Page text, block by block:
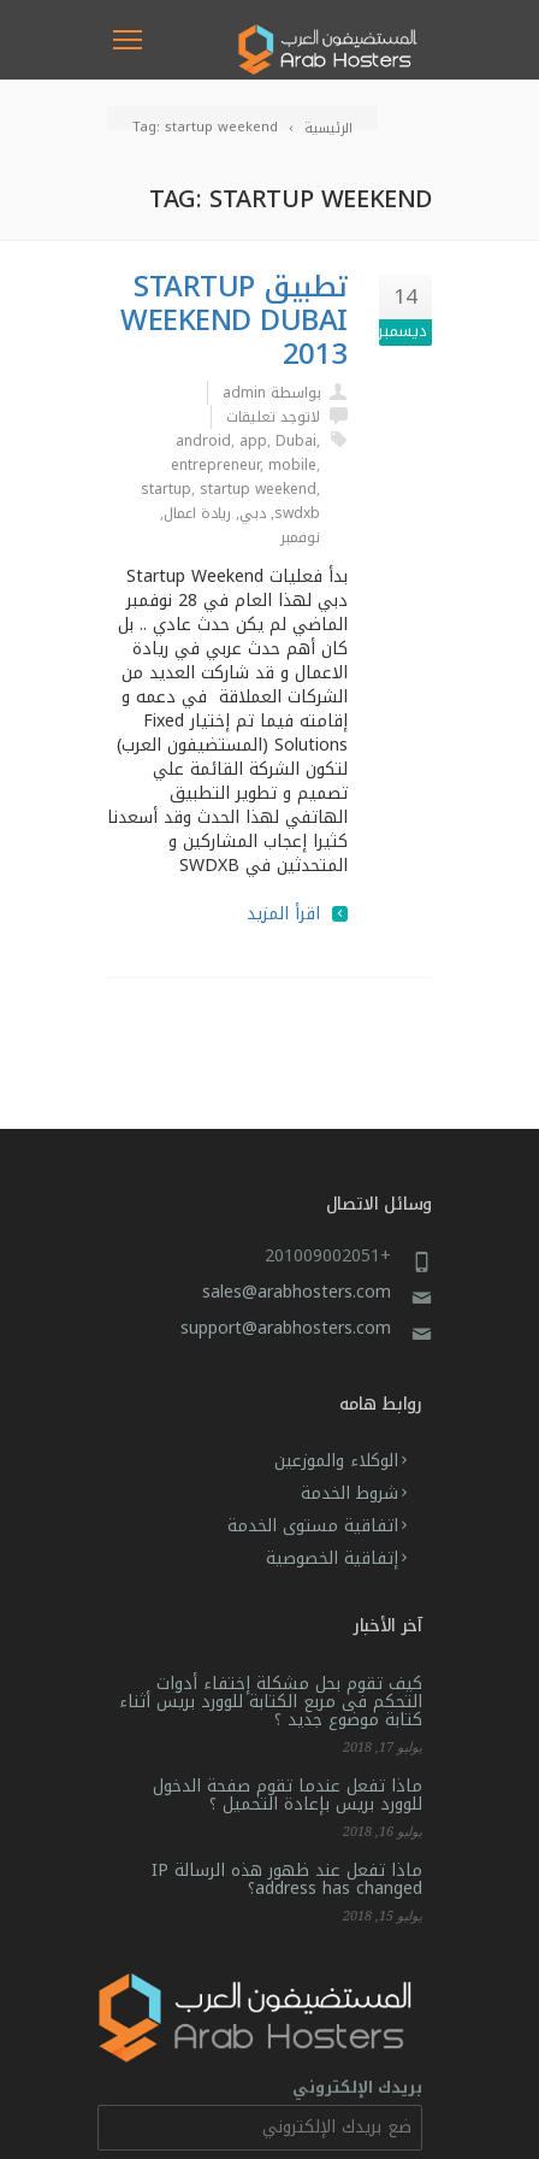
الرئيسية Tag: startup weekend
TAG: STARTUP WEEKEND
14
ديسمبر
تطبيق STARTUP
WEEKEND DUBAI
2013
بواسطة admin
لاتوجد تعليقات
android, app, Dubai,
entrepreneur, mobile,
startup, startup weekend,
swdxb
,دبي, ريادة اعمال,
نوفمبر
بدأ فعليات Startup Weekend
دبي لهذا العام في 28 نوفمبر
الماضي لم يكن حدث عادي .. بل
كان أهم حدث عربي في ريادة
اﻻعمال و قد شاركت العديد من
الشركات العملاقة في دعمه و
إقامته فيما تم إختيار Fixed
Solutions (المستضيفون العرب)
لتكون الشركة القائمة علي
تصميم و تطوير التطبيق
الهاتفي لهذا الحدث وقد أسعدنا
كثيرا إعجاب المشاركين و
المتحدثين في SWDXB
اقرأ المزيد
وسائل الاتصال
+201009002051
sales@arabhosters.com
support@arabhosters.com
روابط هامه
الوكلاء والموزعين
شروط الخدمة
اتفاقية مستوى الخدمة
إتفاقية الخصوصية
آخر الأخبار
كيف تقوم بحل مشكلة إختفاء أدوات
التحكم فى مربع الكتابة للوورد بريس أثناء
كتابة موضوع جديد ؟
يوليو 17, 2018
ماذا تفعل عندما تقوم صفحة الدخول
للوورد بريس بإعادة التحميل ؟
يوليو 16, 2018
ماذا تفعل عند ظهور هذه الرسالة IP
address has changed؟
يوليو 15, 2018
بريدك الإلكتروني